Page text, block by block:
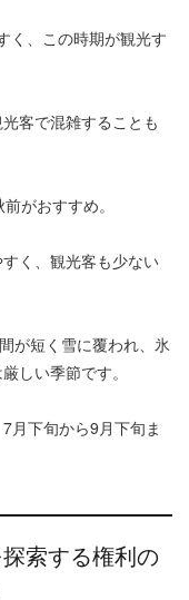
、この時期が観光す
客で混雑することも
がおすすめ。
く、観光客も少ない
が短く雪に覆われ、氷
しい季節です。
月下旬から9月下旬ま
索する権利の